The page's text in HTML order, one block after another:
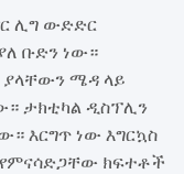
ሊግ ውድድር
ቡድን ነው።
ሜዳ ላይ
ታክቲካል ዲስፕሊን
እርግጥ ነው እግርኳስ
ክፍተቶች